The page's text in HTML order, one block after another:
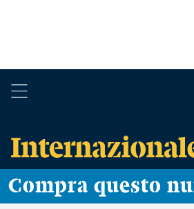
Compra questo